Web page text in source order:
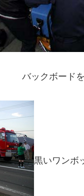
バックボード
黒いワンボ